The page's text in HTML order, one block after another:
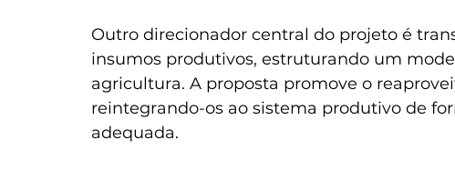
Outro direcionador central do projeto é
insumos produtivos, estruturando um
agricultura. A proposta promove o
reintegrando-os ao sistema produtivo de
adequada.